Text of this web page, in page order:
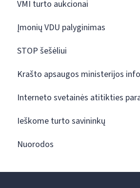
VMI turto aukcionai
Įmonių VDU palyginimas
STOP šešėliui
Krašto apsaugos ministerijos
Interneto svetainės atitikties
Ieškome turto savininkų
Nuorodos